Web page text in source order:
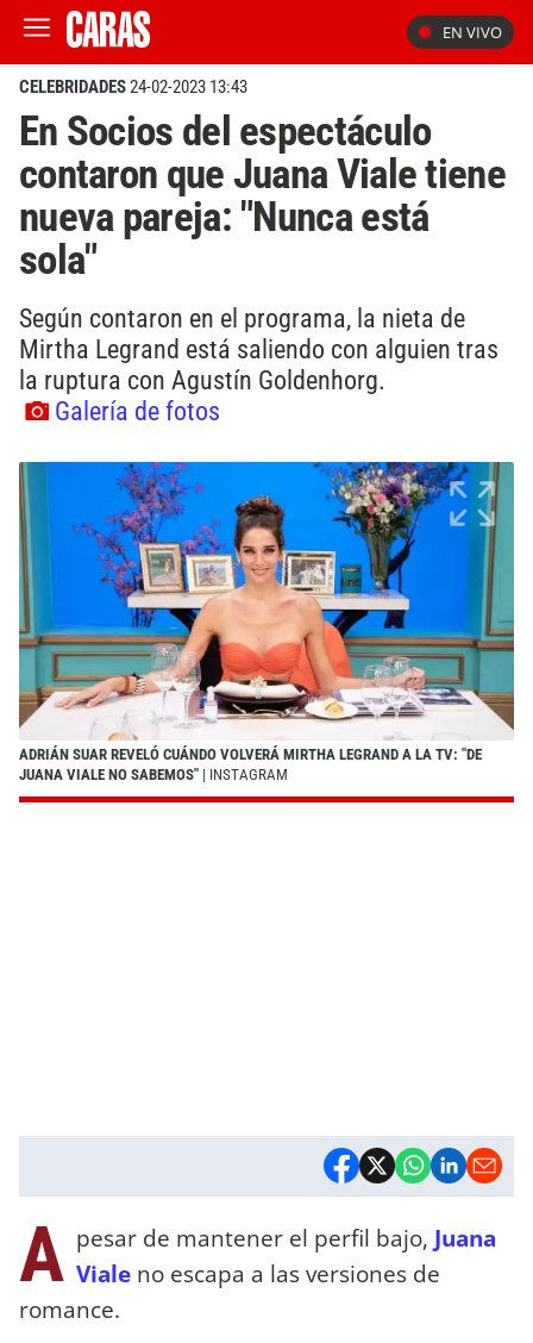
EN VIVO
CELEBRIDADES24-02-2023 13:43
En Socios del espectáculo
contaron que Juana Viale tiene
nueva pareja: "Nunca está
sola"
Según contaron en el programa, la nieta de
Mirtha Legrand está saliendo con alguien tras
la ruptura con Agustín Goldenhorg.
Galería de fotos
ADRIÁN SUAR REVELÓ CUÁNDO VOLVERÁ MIRTHA LEGRAND A LA TV: "DE
JUANA VIALE NO SABEMOS" | INSTAGRAM
A pesar de mantener el perfil bajo, Juana
Viale no escapa a las versiones de
romance.